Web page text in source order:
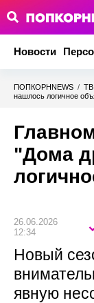
Новости
ПОПКОРНNEWS / ТВ
нашлось логичное
"Дома
26.06.2026
12:34
Новый
явную